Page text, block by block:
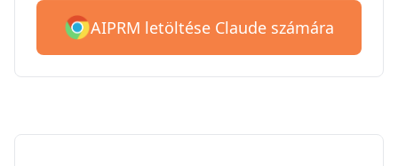
AIPRM letöltése Claude számára